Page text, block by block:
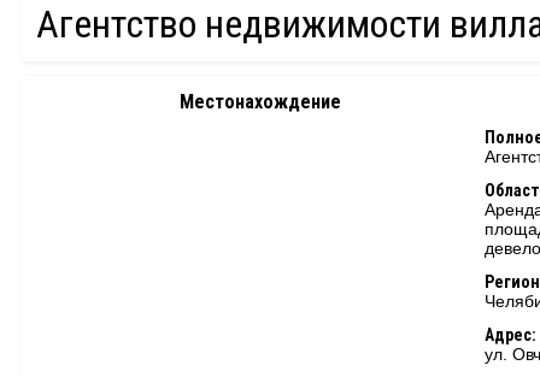
Агентство недвижимости
Местонахождение
Адрес:
ул.